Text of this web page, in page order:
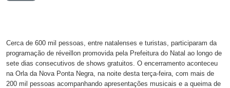
Cerca de 600 mil pessoas, entre natalenses e turistas, participaram da
programação de réveillon promovida pela Prefeitura do Natal ao longo de
sete dias consecutivos de shows gratuitos. O encerramento aconteceu
na Orla da Nova Ponta Negra, na noite desta terça-feira, com mais de
200 mil pessoas acompanhando apresentações musicais e a queima de